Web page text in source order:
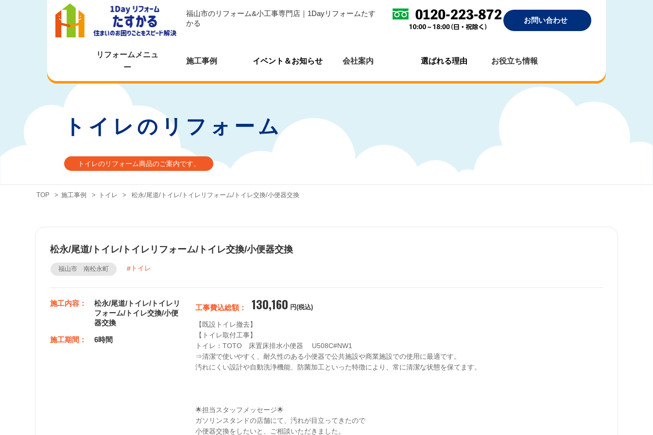
福山市のリフォーム&小工事専門店｜1Dayリフォームたす
かる
お問い合わせ
リフォームメニュ
ー
施工事例 イベント＆お知らせ 会社案内 選ばれる理由 お役立ち情報
トイレのリフォーム
トイレのリフォーム商品のご案内です。
TOP > 施工事例 > トイレ > 松永/尾道/トイレ/トイレリフォーム/トイレ交換/小便器交換
松永/尾道/トイレ/トイレリフォーム/トイレ交換/小便器交換
福山市 南松永町 トイレ
施工内容：
松永/尾道/トイレ/トイレリ
フォーム/トイレ交換/小便
器交換
施工期間： 6時間
工事費込総額： 130,160 円(税込)
【既設トイレ撤去】
【トイレ取付工事】
トイレ：TOTO　床置床排水小便器 　U508C#NW1
⇒清潔で使いやすく、耐久性のある小便器で公共施設や商業施設での使用に最適です。
汚れにくい設計や自動洗浄機能、防菌加工といった特徴により、常に清潔な状態を保てます。
🌟担当スタッフメッセージ🌟
ガソリンスタンドの店舗にて、汚れが目立ってきたので
小便器交換をしたいと、ご相談いただきました。